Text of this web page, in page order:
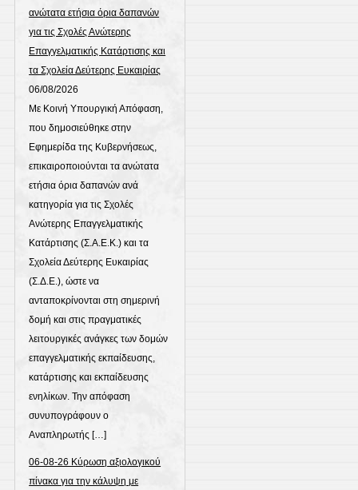
ανώτατα ετήσια όρια δαπανών
για τις Σχολές Ανώτερης
Επαγγελματικής Κατάρτισης και
τα Σχολεία Δεύτερης Ευκαιρίας
06/08/2026
Με Κοινή Υπουργική Απόφαση,
που δημοσιεύθηκε στην
Εφημερίδα της Κυβερνήσεως,
επικαιροποιούνται τα ανώτατα
ετήσια όρια δαπανών ανά
κατηγορία για τις Σχολές
Ανώτερης Επαγγελματικής
Κατάρτισης (Σ.Α.Ε.Κ.) και τα
Σχολεία Δεύτερης Ευκαιρίας
(Σ.Δ.Ε.), ώστε να
ανταποκρίνονται στη σημερινή
δομή και στις πραγματικές
λειτουργικές ανάγκες των δομών
επαγγελματικής εκπαίδευσης,
κατάρτισης και εκπαίδευσης
ενηλίκων. Την απόφαση
συνυπογράφουν ο
Αναπληρωτής […]
06-08-26 Κύρωση αξιολογικού
πίνακα για την κάλυψη με